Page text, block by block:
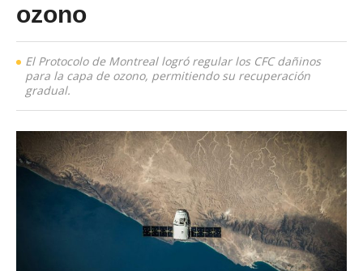
ozono
El Protocolo de Montreal logró regular los CFC dañinos
para la capa de ozono, permitiendo su recuperación
gradual.